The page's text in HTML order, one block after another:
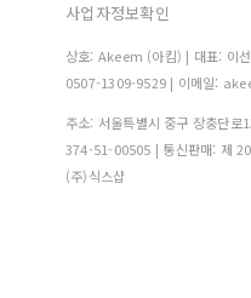
사업자정보확인
상호: Akeem (아킴) | 대표: 이
0507-1309-9529 | 이메일:
주소: 서울특별시 중구 장충단
374-51-00505 | 통신판매: 제
(주)식스샵